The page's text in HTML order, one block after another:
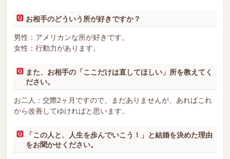
お相手のどういう所が好きですか？
男性：アメリカンな所が好きです。
女性：行動力があります。
また、お相手の「ここだけは直してほしい」所を教えてく
ださい。
お二人：交際2ヶ月ですので、まだありませんが、あればこれ
から改善してゆければと思います。
「この人と、人生を歩んでいこう！」と結婚を決めた理由
をお聞かせください。